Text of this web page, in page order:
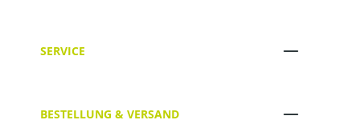
SERVICE
BESTELLUNG & VERSAND